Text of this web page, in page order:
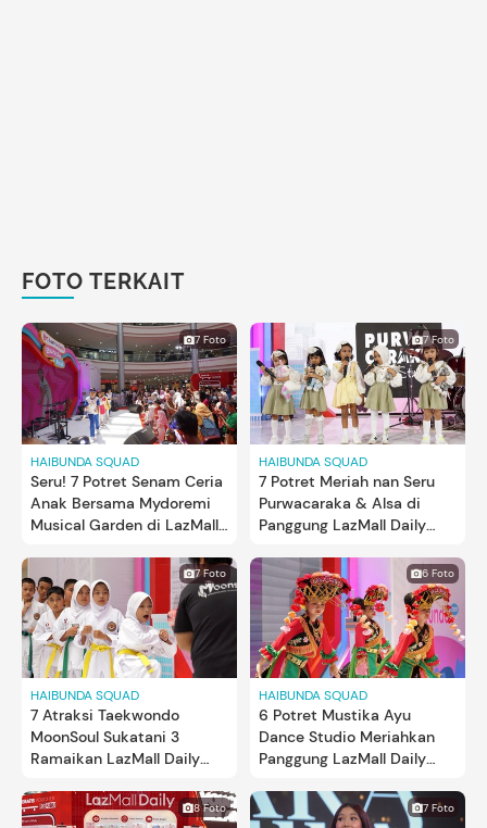
FOTO TERKAIT
7 Foto
HAIBUNDA SQUAD
Seru! 7 Potret Senam Ceria
Anak Bersama Mydoremi
Musical Garden di LazMall
7 Foto
HAIBUNDA SQUAD
7 Potret Meriah nan Seru
Purwacaraka & Alsa di
Panggung LazMall Daily
7 Foto
HAIBUNDA SQUAD
7 Atraksi Taekwondo
MoonSoul Sukatani 3
Ramaikan LazMall Daily
6 Foto
HAIBUNDA SQUAD
6 Potret Mustika Ayu
Dance Studio Meriahkan
Panggung LazMall Daily
8 Foto 7 Foto